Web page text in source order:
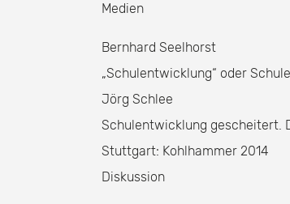
Medien
Bernhard Seelhorst
„Schulentwicklung“ oder
Jörg Schlee
Schulentwicklung gescheitert.
Stuttgart: Kohlhammer 2014
Diskussion